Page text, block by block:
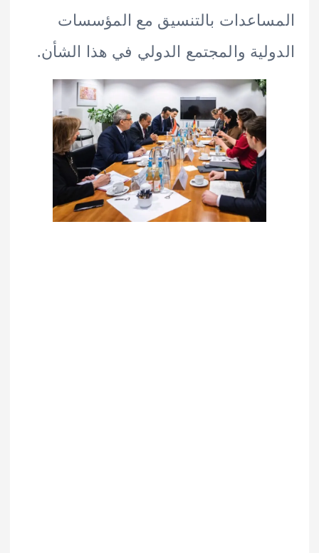
بالتنسيق مع المؤسسات
والمجتمع الدولي في هذا الشأن.